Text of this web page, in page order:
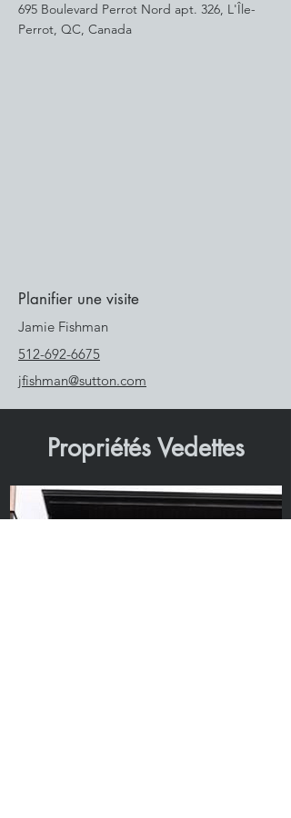
695 Boulevard Perrot Nord apt. 326, L'Île-
Perrot, QC, Canada
Planifier une visite
Jamie Fishman
512-692-6675
jfishman@sutton.com
Propriétés Vedettes